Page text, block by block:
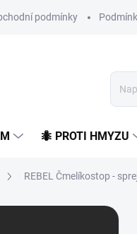
podmínky
🐜 PROTI HMYZU
REBEL Čmelíkostop -